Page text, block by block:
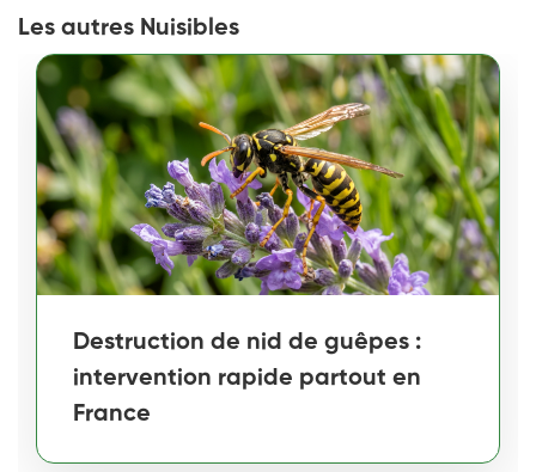
Les autres Nuisibles
Destruction de nid de guêpes :
intervention rapide partout en
France